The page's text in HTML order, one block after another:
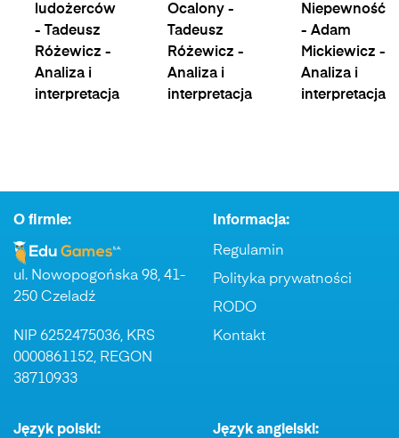
ludożerców
- Tadeusz
Różewicz -
Analiza i
interpretacja
Ocalony -
Tadeusz
Różewicz -
Analiza i
interpretacja
Niepewność
- Adam
Mickiewicz -
Analiza i
interpretacja
O firmie:
ul. Nowopogońska 98, 41-
250 Czeladź
NIP 6252475036, KRS
0000861152, REGON
38710933
Informacja:
Regulamin
Polityka prywatności
RODO
Kontakt
Język polski: Język angielski: